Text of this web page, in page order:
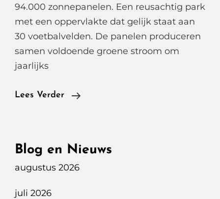
94.000 zonnepanelen. Een reusachtig park
met een oppervlakte dat gelijk staat aan
30 voetbalvelden. De panelen produceren
samen voldoende groene stroom om
jaarlijks
Lees Verder
Porsche
Turismo
Blog en Nieuws
augustus 2026
juli 2026